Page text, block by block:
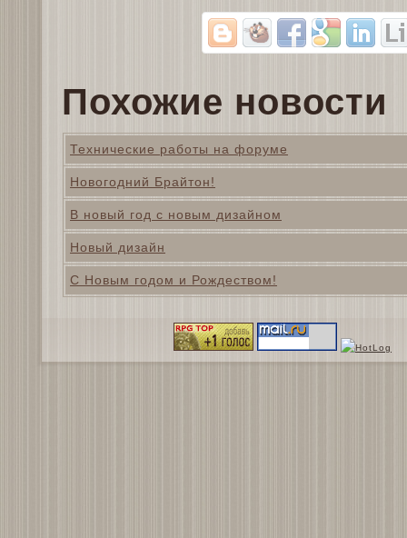
Похожие новости
Технические работы на форуме
Новогодний Брайтон!
В новый год с новым дизайном
Новый дизайн
С Новым годом и Рождеством!